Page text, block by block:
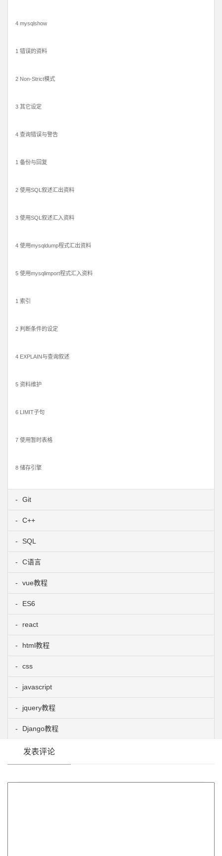
4 mysqlshow
1 错误的资料
2 Non-Strict模式
3 其它设定
4 查询错误与警告
1 备份与回复
2 使用SQL叙述汇出资料
3 使用SQL叙述汇入资料
4 使用mysqldump程式汇出资料
5 使用mysqlimport程式汇入资料
1 索引
2 判断条件的设定
4 EXPLAIN与查询叙述
5 资料维护
6 LIMIT子句
7 使用暂时表格
8 储存引擎
Git
C++
SQL
C语言
vue教程
ES6
react
html教程
css
javascript
jquery教程
Django教程
发表评论